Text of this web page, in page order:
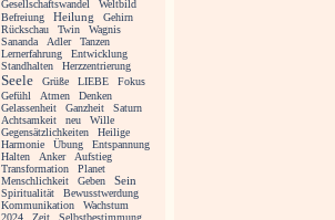
Gesellschaftswandel
Weltbild
Befreiung
Heilung
Gehirn
Rückschau
Twin
Wagnis
Sananda
Adler
Tanzen
Lernerfahrung
Entwicklung
Standhalten
Herzzentrierung
Seele Grüße LIEBE
Fokus
Gefühl
Atmen
Denken
Gelassenheit
Ganzheit
Saturn
Achtsamkeit
neu
Wille
Gegensätzlichkeiten
Heilige
Harmonie
Übung
Entspannung
Halten
Anker
Aufstieg
Transformation
Planet
Menschlichkeit
Geben
Sein
Spiritualität
Bewusstwerdung
Kommunikation
Wachstum
2024
Zeit Selbstbestimmung